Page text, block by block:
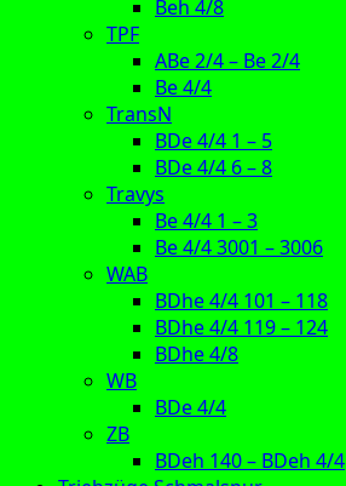
Beh 4/8
TPF
ABe 2/4 – Be 2/4
Be 4/4
TransN
BDe 4/4 1 – 5
BDe 4/4 6 – 8
Travys
Be 4/4 1 – 3
Be 4/4 3001 – 3006
WAB
BDhe 4/4 101 – 118
BDhe 4/4 119 – 124
BDhe 4/8
WB
BDe 4/4
ZB
BDeh 140 – BDeh 4/4